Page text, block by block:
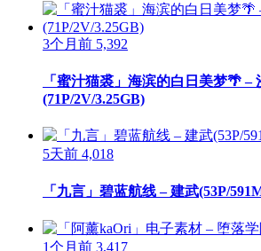
3个月前 5,392
「蜜汁猫裘」海滨的白日美梦🌴 –
(71P/2V/3.25GB)
5天前 4,018
「九言」碧蓝航线 – 建武(53P/
1个月前 3,417